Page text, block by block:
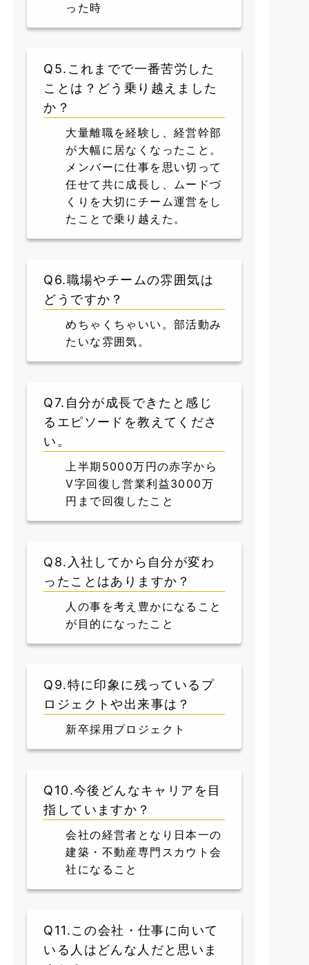
った時
Q5.これまでで一番苦労した
ことは？どう乗り越えました
か？
大量離職を経験し、経営幹部
が大幅に居なくなったこと。
メンバーに仕事を思い切って
任せて共に成長し、ムードづ
くりを大切にチーム運営をし
たことで乗り越えた。
Q6.職場やチームの雰囲気は
どうですか？
めちゃくちゃいい。部活動み
たいな雰囲気。
Q7.自分が成長できたと感じ
るエピソードを教えてくださ
い。
上半期5000万円の赤字から
V字回復し営業利益3000万
円まで回復したこと
Q8.入社してから自分が変わ
ったことはありますか？
人の事を考え豊かになること
が目的になったこと
Q9.特に印象に残っているプ
ロジェクトや出来事は？
新卒採用プロジェクト
Q10.今後どんなキャリアを目
指していますか？
会社の経営者となり日本一の
建築・不動産専門スカウト会
社になること
Q11.この会社・仕事に向いて
いる人はどんな人だと思いま